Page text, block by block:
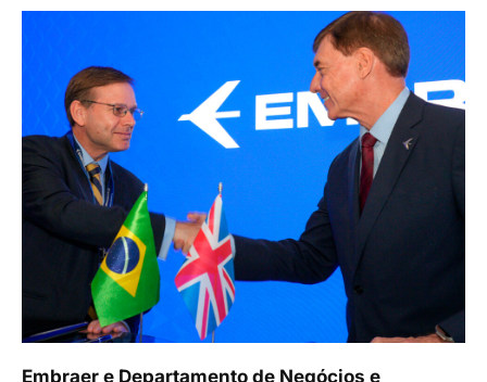
Embraer e Departamento de Negócios e